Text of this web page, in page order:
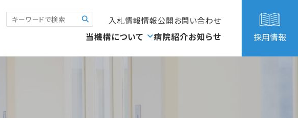
入札情報情報公開お問い合わせ
当機構について 病院紹介お知らせ 採用情報